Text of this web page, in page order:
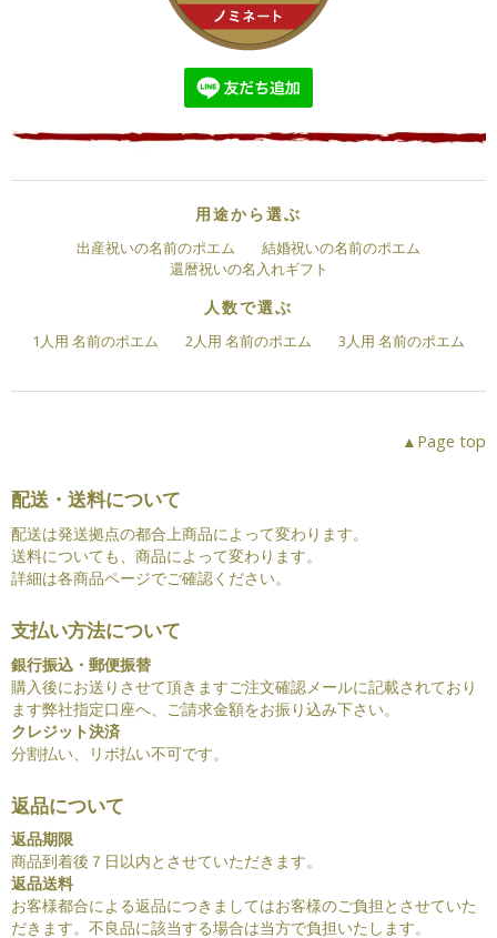
用途から選ぶ
出産祝いの名前のポエム
結婚祝いの名前のポエム
還暦祝いの名入れギフト
人数で選ぶ
1人用 名前のポエム 2人用 名前のポエム 3人用 名前のポエム
▲Page top
配送・送料について
配送は発送拠点の都合上商品によって変わります。
送料についても、商品によって変わります。
詳細は各商品ページでご確認ください。
支払い方法について
銀行振込・郵便振替
購入後にお送りさせて頂きますご注文確認メールに記載されており
ます弊社指定口座へ、ご請求金額をお振り込み下さい。
クレジット決済
分割払い、リボ払い不可です。
返品について
返品期限
商品到着後７日以内とさせていただきます。
返品送料
お客様都合による返品につきましてはお客様のご負担とさせていた
だきます。不良品に該当する場合は当方で負担いたします。